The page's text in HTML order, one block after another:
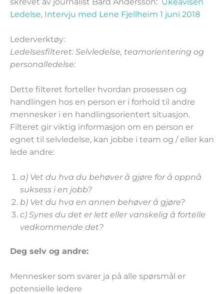
Ledelse, Intervju med Lene Fjellheim 1 juni 2018
Lederverktøy:
Ledelsesfilteret: Selvledelse, teamorientering og
personalledelse:
Dette filteret forteller hvordan prosessen og
handlingen hos en person er i forhold til andre
mennesker i en handlingsorientert situasjon.
Filteret gir viktig informasjon om en person er
egnet til selvledelse, kan jobbe i team og / eller kan
lede andre:
a) Vet du hva du behøver å gjøre for å oppnå
suksess i en jobb?
b) Vet du hva en annen behøver å gjøre?
c) Synes du det er lett eller vanskelig å fortelle
vedkommende det?
Deg selv og andre:
Mennesker som svarer ja på alle spørsmål er
potensielle ledere